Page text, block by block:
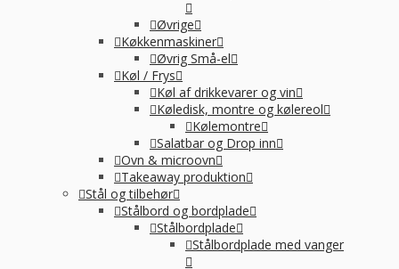
Øvrige
Køkkenmaskiner
Øvrig Små-el
Køl / Frys
Køl af drikkevarer og vin
Køledisk, montre og kølereol
Kølemontre
Salatbar og Drop inn
Ovn & microovn
Takeaway produktion
Stål og tilbehør
Stålbord og bordplade
Stålbordplade
Stålbordplade med vanger